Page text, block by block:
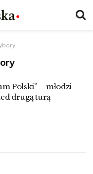
Polski” – młodzi
drugą turą